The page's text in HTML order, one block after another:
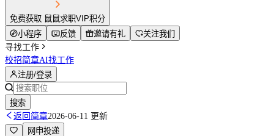
免费获取 鼠鼠求职VIP积分
小程序 反馈 邀请有礼
关注我们
寻找工作
校招简章AI找工作
注册/登录
搜索
返回简章2026-06-11 更新
网申投递